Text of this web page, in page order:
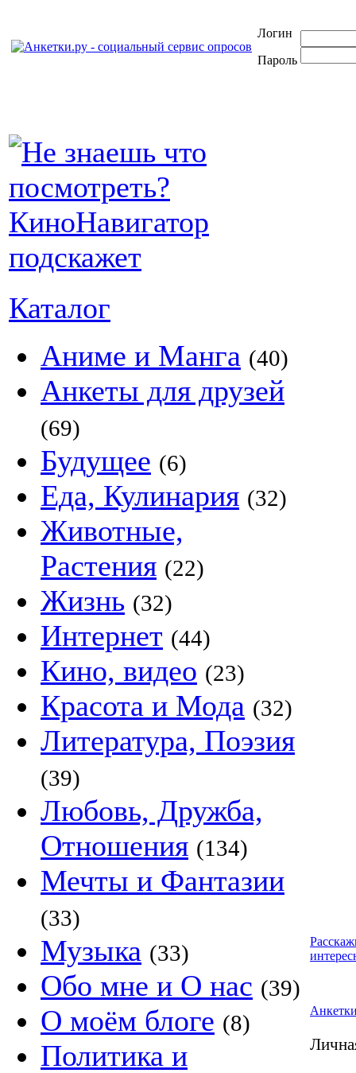
Логин
Пароль
Каталог
Аниме и Манга (40)
Анкеты для друзей
(69)
Будущее (6)
Еда, Кулинария (32)
Животные,
Растения (22)
Жизнь (32)
Интернет (44)
Кино, видео (23)
Красота и Мода (32)
Литература, Поэзия
(39)
Любовь, Дружба,
Отношения (134)
Мечты и Фантазии
(33)
Музыка (33)
Обо мне и О нас (39)
О моём блоге (8)
Политика и